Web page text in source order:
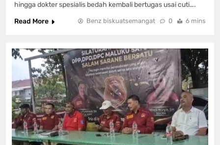
hingga dokter spesialis bedah kembali bertugas usai cuti….
Read More
Benz biskuatsemangat 0 6 mins